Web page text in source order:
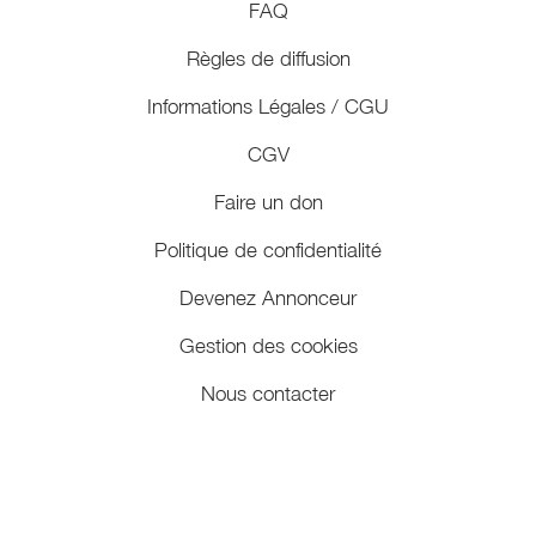
FAQ
Règles de diffusion
Informations Légales / CGU
CGV
Faire un don
Politique de confidentialité
Devenez Annonceur
Gestion des cookies
Nous contacter